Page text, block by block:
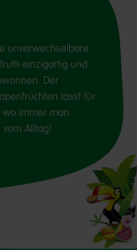
unverwechselbare
einzigartig und
Der
lässt für
wo immer man
Alltag!